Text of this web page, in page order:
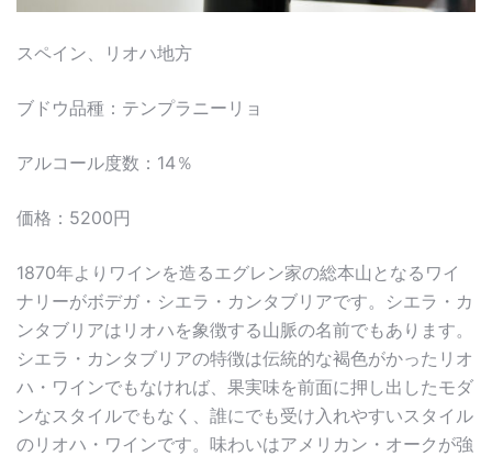
スペイン、リオハ地方
ブドウ品種：テンプラニーリョ
アルコール度数：14％
価格：5200円
1870年よりワインを造るエグレン家の総本山となるワイ
ナリーがボデガ・シエラ・カンタブリアです。シエラ・カ
ンタブリアはリオハを象徴する山脈の名前でもあります。
シエラ・カンタブリアの特徴は伝統的な褐色がかったリオ
ハ・ワインでもなければ、果実味を前面に押し出したモダ
ンなスタイルでもなく、誰にでも受け入れやすいスタイル
のリオハ・ワインです。味わいはアメリカン・オークが強